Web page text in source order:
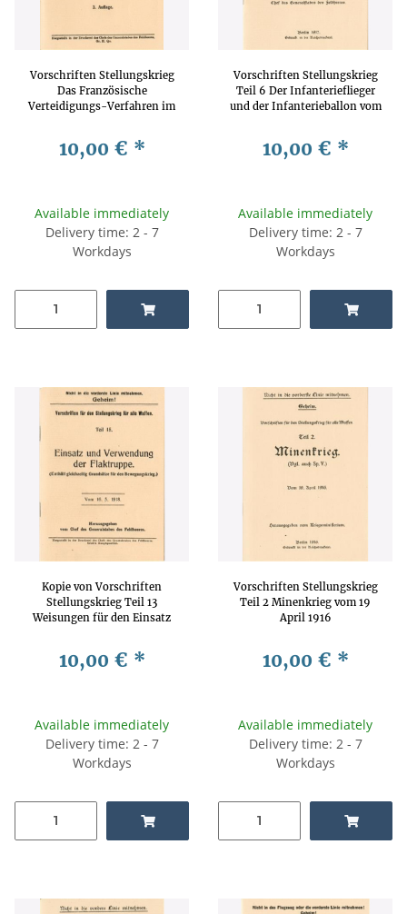
Vorschriften Stellungskrieg
Das Französische
Verteidigungs-Verfahren im
10,00 € *
Available immediately
Delivery time: 2 - 7
Workdays
Vorschriften Stellungskrieg
Teil 6 Der Infanterieflieger
und der Infanterieballon vom
10,00 € *
Available immediately
Delivery time: 2 - 7
Workdays
Kopie von Vorschriften
Stellungskrieg Teil 13
Weisungen für den Einsatz
10,00 € *
Available immediately
Delivery time: 2 - 7
Workdays
Vorschriften Stellungskrieg
Teil 2 Minenkrieg vom 19
April 1916
10,00 € *
Available immediately
Delivery time: 2 - 7
Workdays